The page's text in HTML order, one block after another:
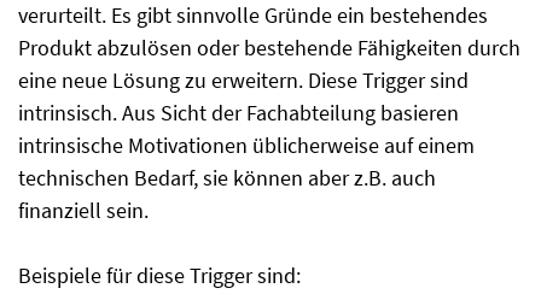
verurteilt. Es gibt sinnvolle Gründe ein bestehendes
Produkt abzulösen oder bestehende Fähigkeiten durch
eine neue Lösung zu erweitern. Diese Trigger sind
intrinsisch. Aus Sicht der Fachabteilung basieren
intrinsische Motivationen üblicherweise auf einem
technischen Bedarf, sie können aber z.B. auch
finanziell sein.
Beispiele für diese Trigger sind: